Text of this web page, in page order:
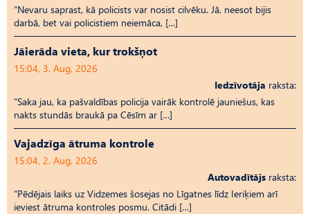
“Nevaru saprast, kā policists var nosist cilvēku. Jā, neesot bijis
darbā, bet vai policistiem neiemāca, […]
Jāierāda vieta, kur trokšņot
15:04, 3. Aug, 2026
Iedzīvotāja raksta:
“Saka jau, ka pašvaldības policija vairāk kontrolē jauniešus, kas
nakts stundās braukā pa Cēsīm ar […]
Vajadzīga ātruma kontrole
15:04, 2. Aug, 2026
Autovadītājs raksta:
“Pēdējais laiks uz Vid­ze­mes šosejas no Līgatnes līdz Ieriķiem arī
ieviest ātruma kontroles posmu. Citādi […]